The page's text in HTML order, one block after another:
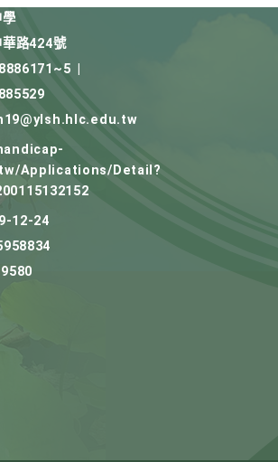
學
路424號
Applications/Detail?
12-24
9580